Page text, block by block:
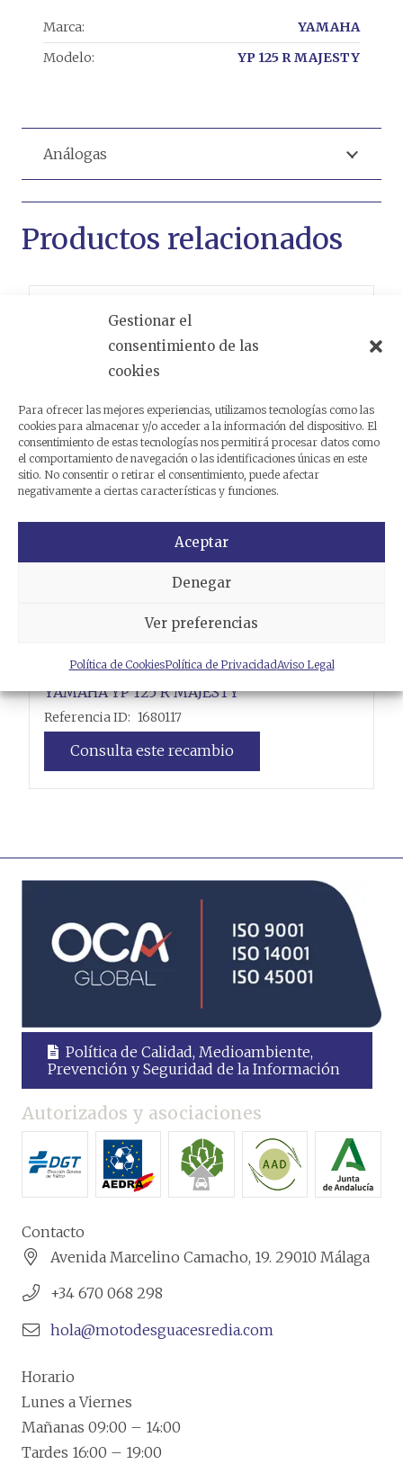
Gestionar el
consentimiento de las
cookies
Para ofrecer las mejores experiencias, utilizamos tecnologías como las
cookies para almacenar y/o acceder a la información del dispositivo. El
consentimiento de estas tecnologías nos permitirá procesar datos como
el comportamiento de navegación o las identificaciones únicas en este
sitio. No consentir o retirar el consentimiento, puede afectar
negativamente a ciertas características y funciones.
Aceptar
Denegar
Ver preferencias
Política de CookiesPolítica de PrivacidadAviso Legal
Marca:
YAMAHA
Modelo:
YP 125 R MAJESTY
Análogas
Productos relacionados
LATIGUILLO FRENO
YAMAHAYP 125 R MAJESTY
Referencia ID: 1680117
Consulta este recambio
Política de Calidad, Medioambiente,
Prevención y Seguridad de la Información
Autorizados y asociaciones
Contacto
Avenida Marcelino Camacho, 19. 29010 Málaga
+34 670 068 298
hola@motodesguacesredia.com
Horario
Lunes a Viernes
Mañanas 09:00 – 14:00
Tardes 16:00 – 19:00